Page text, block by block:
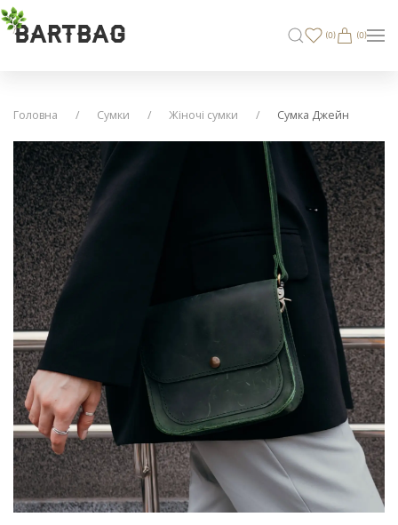
BARTBAG (0) (0)
Головна Сумки Жіночі сумки Сумка Джейн